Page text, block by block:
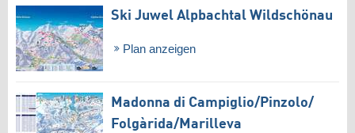
Ski Juwel Alpbachtal Wildschönau
Plan anzeigen
Madonna di Campiglio/​Pinzolo/​
Folgàrida/​Marilleva